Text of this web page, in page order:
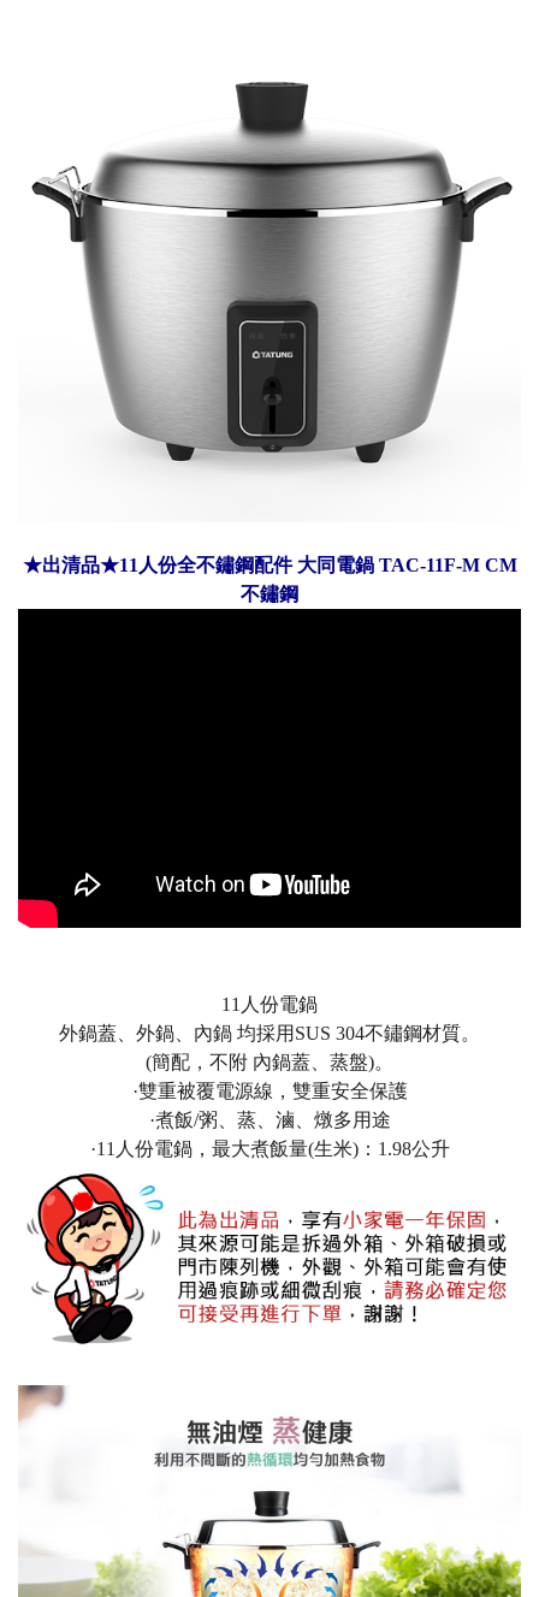
★出清品★11人份全不鏽鋼配件 大同電鍋 TAC-11F-M CM
不鏽鋼
11人份電鍋
外鍋蓋、外鍋、內鍋 均採用SUS 304不鏽鋼材質。
(簡配，不附 內鍋蓋、蒸盤)。
·雙重被覆電源線，雙重安全保護
·煮飯/粥、蒸、滷、燉多用途
·11人份電鍋，最大煮飯量(生米)：1.98公升